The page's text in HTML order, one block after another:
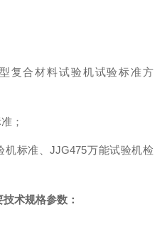
型复合材料试验机试验标准方
；
机标准、JJG475万能试验机检
技术规格参数 ：